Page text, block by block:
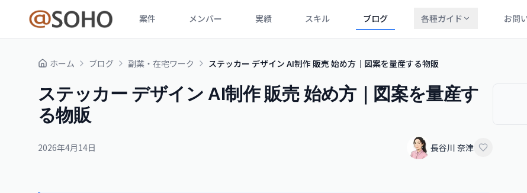
案件 メンバー 実績 スキル ブログ 各種ガイド お問
ホーム ブログ 副業・在宅ワーク ステッカー デザイン AI制作 販売 始め方｜図案を量産する物販
ステッカー デザイン AI制作 販売 始め方｜図案を量産す
る物販
2026年4月14日 長谷川 奈津